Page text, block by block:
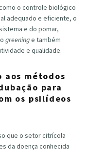
o controle biológico
adequado e eficiente, o
e do pomar,
greeninge também
e qualidade.
métodos
para
os psilídeos
que o setor citrícola
da doença conhecida